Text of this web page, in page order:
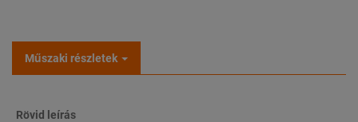
Műszaki részletek
Rövid leírás